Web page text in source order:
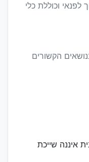
וכוללת כלי
הקשורים
איננה שייכת